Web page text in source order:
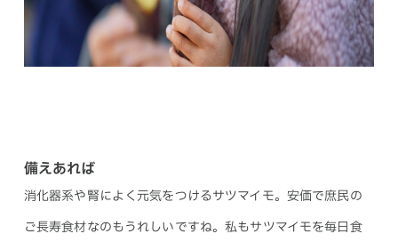
備えあれば
消化器系や腎によく元気をつけるサツマイモ。安価で庶民の
ご長寿食材なのもうれしいですね。私もサツマイモを毎日食